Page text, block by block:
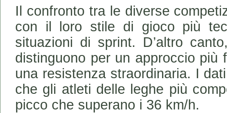
Il confronto tra le diverse
con il loro stile di gioco più
situazioni di sprint. D’altro
distinguono per un approccio più
una resistenza straordinaria. I
che gli atleti delle leghe più
picco che superano i 36 km/h.